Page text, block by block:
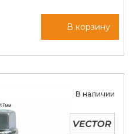
В корзину
В наличии